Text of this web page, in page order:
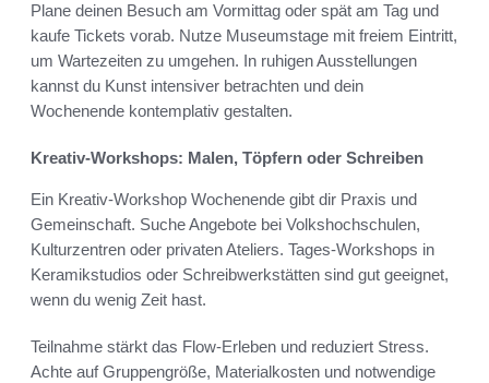
Plane deinen Besuch am Vormittag oder spät am Tag und
kaufe Tickets vorab. Nutze Museumstage mit freiem Eintritt,
um Wartezeiten zu umgehen. In ruhigen Ausstellungen
kannst du Kunst intensiver betrachten und dein
Wochenende kontemplativ gestalten.
Kreativ-Workshops: Malen, Töpfern oder Schreiben
Ein Kreativ-Workshop Wochenende gibt dir Praxis und
Gemeinschaft. Suche Angebote bei Volkshochschulen,
Kulturzentren oder privaten Ateliers. Tages-Workshops in
Keramikstudios oder Schreibwerkstätten sind gut geeignet,
wenn du wenig Zeit hast.
Teilnahme stärkt das Flow-Erleben und reduziert Stress.
Achte auf Gruppengröße, Materialkosten und notwendige